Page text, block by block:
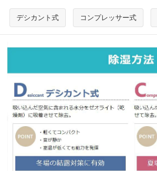
デシカント式 コンプレッサー式